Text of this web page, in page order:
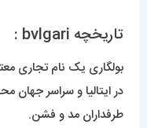
تاریخچه bvlgari :
بولگاری یک نام تجاری
در ایتالیا و سراسر
طرفداران مد و فشن.